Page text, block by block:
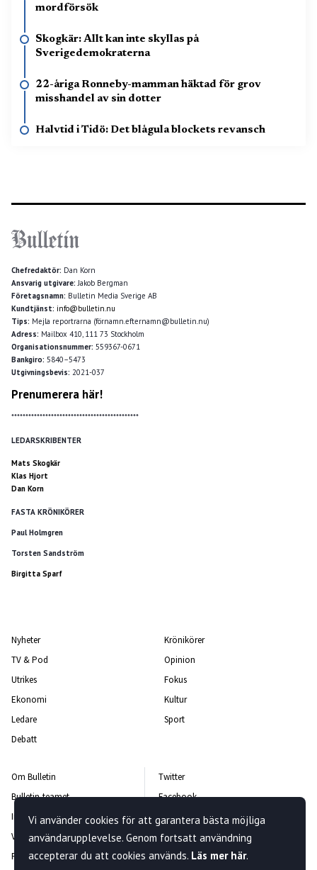
mordförsök
Skogkär: Allt kan inte skyllas på
Sverigedemokraterna
22-åriga Ronneby-mamman häktad för grov
misshandel av sin dotter
Halvtid i Tidö: Det blågula blockets revansch
Chefredaktör: Dan Korn
Ansvarig utgivare: Jakob Bergman
Företagsnamn: Bulletin Media Sverige AB
Kundtjänst: info@bulletin.nu
Tips: Mejla reportrarna (förnamn.efternamn@bulletin.nu)
Adress: Mailbox 410, 111 73 Stockholm
Organisationsnummer: 559367-0671
Bankgiro: 5840–5473
Utgivningsbevis: 2021-037
Prenumerera här!
*********************************************
LEDARSKRIBENTER
Mats Skogkär
Klas Hjort
Dan Korn
FASTA KRÖNIKÖRER
Paul Holmgren
Torsten Sandström
Birgitta Sparf
Nyheter
TV & Pod
Utrikes
Ekonomi
Ledare
Debatt
Krönikörer
Opinion
Fokus
Kultur
Sport
Om Bulletin
Bulletin-teamet
Integritetspolicy
Vanliga frågor och svar
Rättelsepolicy
Twitter
Facebook
Instagram
Kontakta oss
Nyhetsbrev
Vi använder cookies för att garantera bästa möjliga
användarupplevelse. Genom fortsatt användning
accepterar du att cookies används. Läs mer här.